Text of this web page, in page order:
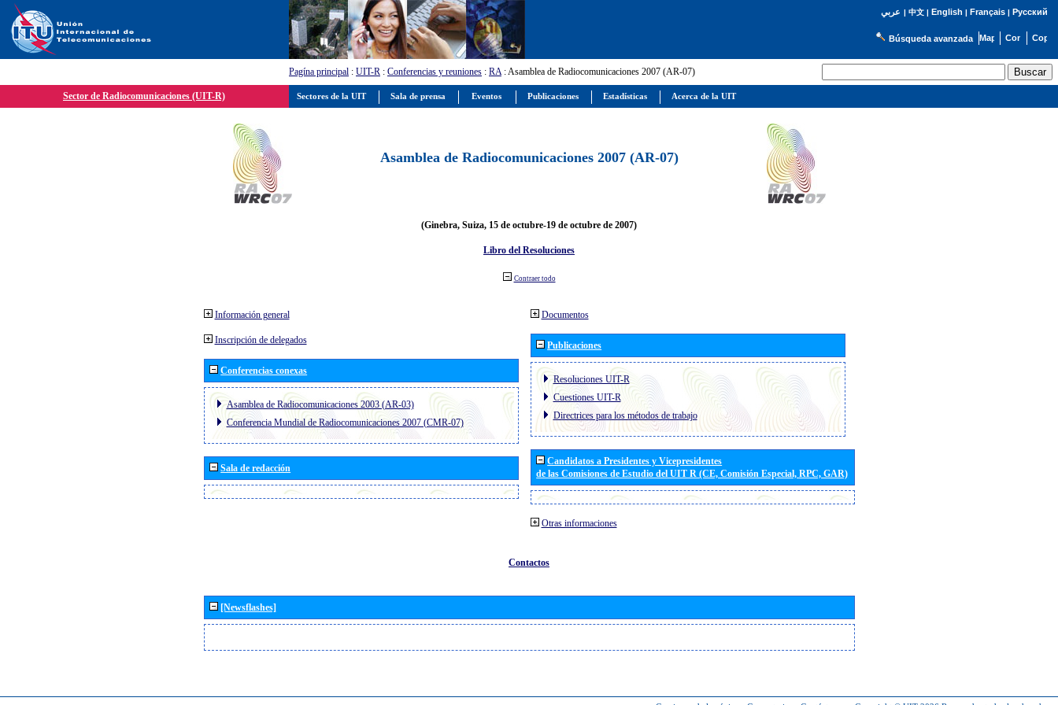
عربي | 中文| English | Français| Русский
Búsqueda avanzada
Pagína principal : UIT-R : Conferencias y reuniones : RA: Asamblea de Radiocomunicaciones 2007 (AR-07)
Sector de Radiocomunicaciones (UIT-R)
Asamblea de Radiocomunicaciones 2007 (AR-07)
(Ginebra, Suiza, 15 de octubre-19 de octubre de 2007)
Libro del Resoluciones
Contraer todo
Información general
Inscripción de delegados
Conferencias conexas
Asamblea de Radiocomunicaciones 2003 (AR-03)
Conferencia Mundial de Radiocomunicaciones 2007 (CMR-07)
Sala de redacción
Documentos
Publicaciones
Resoluciones UIT-R
Cuestiones UIT-R
Directrices para los métodos de trabajo
Candidatos a Presidentes y Vicepresidentes
de las Comisiones de Estudio del UIT R (CE, Comisión Especial, RPC, GAR)
Otras informaciones
Contactos
[Newsflashes]
Sectores de la UIT Sala de prensa Eventos Publicaciones Estadísticas Acerca de la UIT